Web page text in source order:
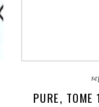
PURE, TOME